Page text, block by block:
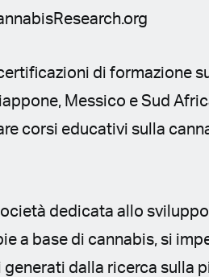
di formazione
Messico e Sud
corsi educativi sulla
dedicata allo
a base di cannabis, si
dalla ricerca sulla